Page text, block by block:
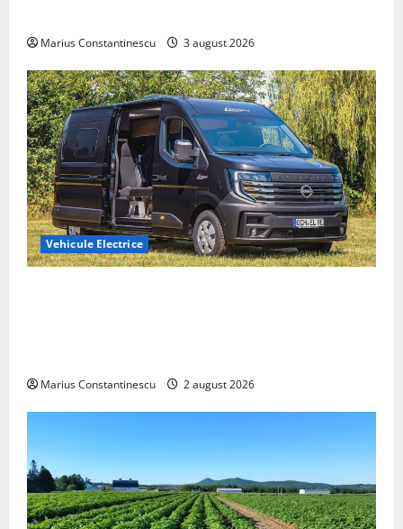
Marius Constantinescu 3 august 2026
Vehicule Electrice
Marius Constantinescu 2 august 2026